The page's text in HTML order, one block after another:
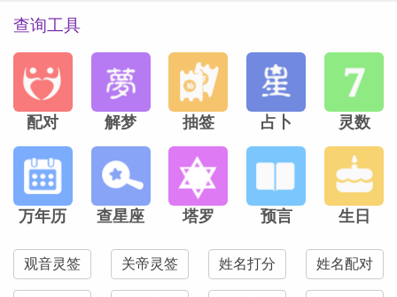
查询工具
配对 解梦 抽签 占卜 灵数
万年历 查星座 塔罗 预言 生日
观音灵签 关帝灵签 姓名打分 姓名配对